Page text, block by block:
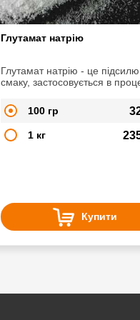
Глутамат натрію
Глутамат натрію - це
смаку, застосовується в
інших продуктах, які містять
його використанням смак
страви посилюється і стає
вираженим.
100 гр
1 кг
Купити